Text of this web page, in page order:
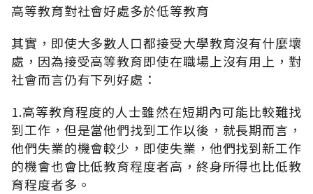
高等教育對社會好處多於低等教育
其實，即使大多數人口都接受大學教育沒有什麼壞
處，因為接受高等教育即使在職場上沒有用上，對
社會而言仍有下列好處：
1.高等教育程度的人士雖然在短期內可能比較難找
到工作，但是當他們找到工作以後，就長期而言，
他們失業的機會較少，即使失業，他們找到新工作
的機會也會比低教育程度者高，終身所得也比低教
育程度者多。